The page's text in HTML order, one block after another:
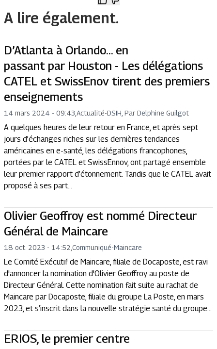
A lire également.
D’Atlanta à Orlando… en
passant par Houston - Les délégations
CATEL et SwissEnov tirent des premiers
enseignements
14 mars 2024 - 09:43 Actualité-DSIH, Par Delphine Guilgot
A quelques heures de leur retour en France, et après sept
jours d’échanges riches sur les dernières tendances
américaines en e-santé, les délégations francophones,
portées par le CATEL et SwissEnnov, ont partagé ensemble
leur premier rapport d’étonnement. Tandis que le CATEL avait
proposé à ses part...
Olivier Geoffroy est nommé Directeur
Général de Maincare
18 oct. 2023 - 14:52 Communiqué-Maincare
Le Comité Exécutif de Maincare, filiale de Docaposte, est ravi
d'annoncer la nomination d'Olivier Geoffroy au poste de
Directeur Général. Cette nomination fait suite au rachat de
Maincare par Docaposte, filiale du groupe La Poste, en mars
2023, et s’inscrit dans la nouvelle stratégie santé du groupe...
ERIOS, le premier centre